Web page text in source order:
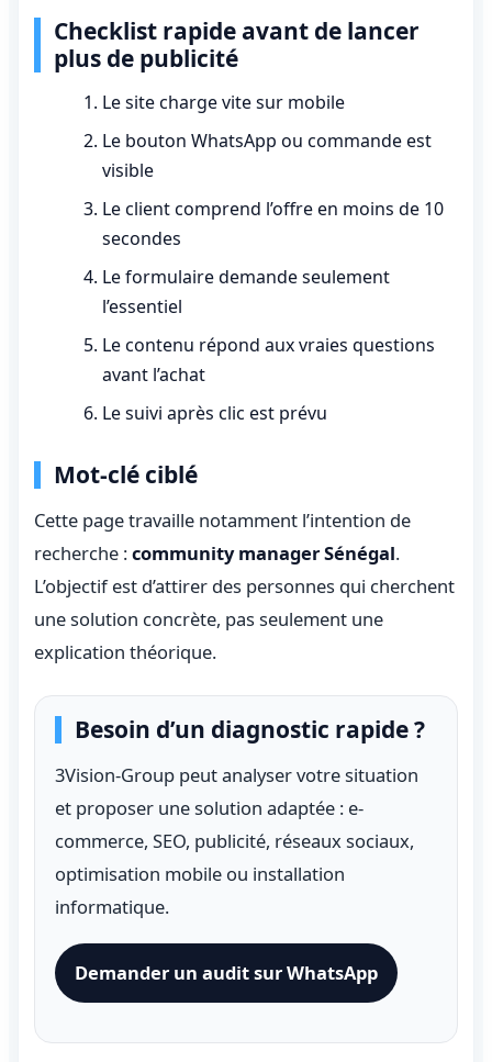
Checklist rapide avant de lancer
plus de publicité
Le site charge vite sur mobile
Le bouton WhatsApp ou commande est
visible
Le client comprend l’offre en moins de 10
secondes
Le formulaire demande seulement
l’essentiel
Le contenu répond aux vraies questions
avant l’achat
Le suivi après clic est prévu
Mot-clé ciblé
Cette page travaille notamment l’intention de
recherche :community manager Sénégal.
L’objectif est d’attirer des personnes qui cherchent
une solution concrète, pas seulement une
explication théorique.
Besoin d’un diagnostic rapide ?
3Vision-Group peut analyser votre situation
et proposer une solution adaptée : e-
commerce, SEO, publicité, réseaux sociaux,
optimisation mobile ou installation
informatique.
Demander un audit sur WhatsApp